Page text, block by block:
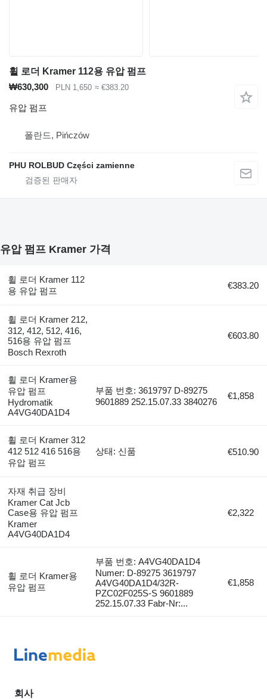
휠 로더 Kramer 112용 유압 펌프
₩630,300
PLN 1,650 ≈ €383.20
유압 펌프
폴란드, Pińczów
PHU ROLBUD Części zamienne
유압 펌프 Kramer 가격
휠 로더 Kramer 112
용 유압 펌프
€383.20
휠 로더 Kramer 212,
312, 412, 512, 416,
516용 유압 펌프
Bosch Rexroth
€603.80
휠 로더 Kramer용
유압 펌프
Hydromatik
A4VG40DA1D4
부품 번호: 3619797 D-89275
9601889 252.15.07.33 3840276
€1,858
휠 로더 Kramer 312
412 512 416 516용
유압 펌프
상태: 신품 €510.90
자재 취급 장비
Kramer Cat Jcb
Case용 유압 펌프
Kramer
A4VG40DA1D4
€2,322
휠 로더 Kramer용
유압 펌프
부품 번호: A4VG40DA1D4
Numer: D-89275 3619797
A4VG40DA1D4/32R-
PZC02F025S-S 9601889
252.15.07.33 Fabr-Nr:...
€1,858
회사